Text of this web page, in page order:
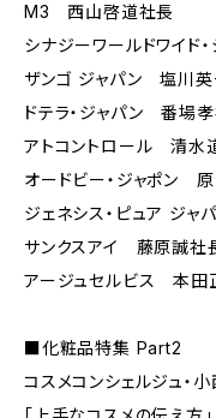
M3 西山啓道社長
シナジーワールドワイド
ザンゴ ジャパン 塩川英
ドテラ・ジャパン 番場
アトコントロール 清水
オードビー・ジャポン
ジェネシス・ピュア ジ
サンクスアイ 藤原誠社
アージュセルビス 本田
■化粧品特集 Part2
コスメコンシェルジュ・